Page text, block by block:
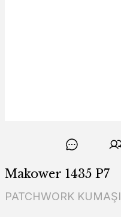
Makower 1435 P7
PATCHWORK KUMAŞI